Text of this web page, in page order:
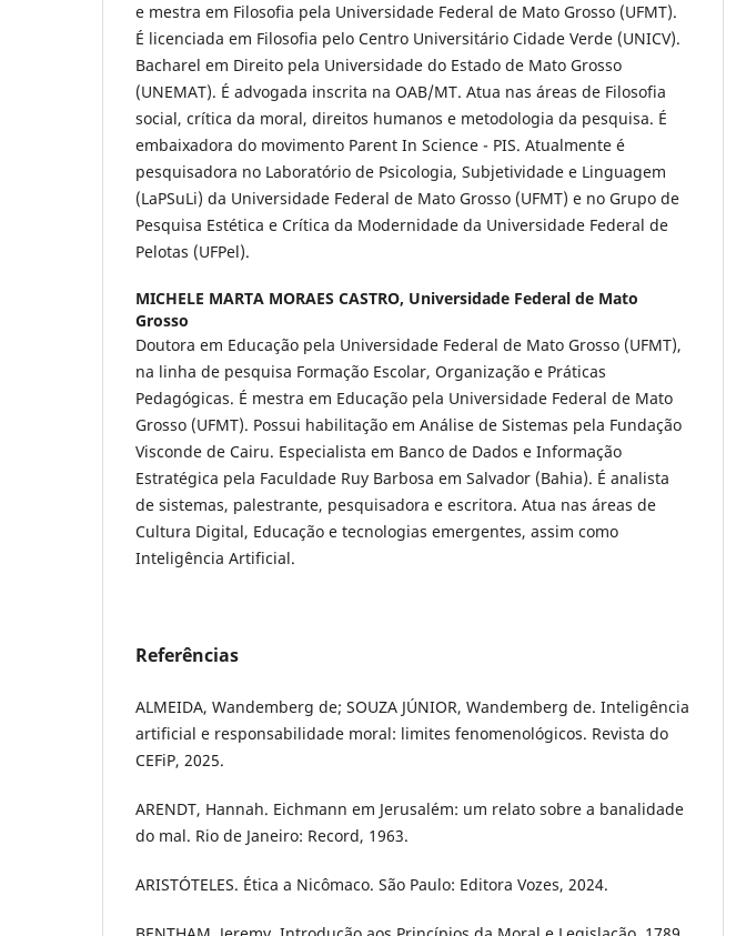
e mestra em Filosofia pela Universidade Federal de Mato Grosso (UFMT).
É licenciada em Filosofia pelo Centro Universitário Cidade Verde (UNICV).
Bacharel em Direito pela Universidade do Estado de Mato Grosso
(UNEMAT). É advogada inscrita na OAB/MT. Atua nas áreas de Filosofia
social, crítica da moral, direitos humanos e metodologia da pesquisa. É
embaixadora do movimento Parent In Science - PIS. Atualmente é
pesquisadora no Laboratório de Psicologia, Subjetividade e Linguagem
(LaPSuLi) da Universidade Federal de Mato Grosso (UFMT) e no Grupo de
Pesquisa Estética e Crítica da Modernidade da Universidade Federal de
Pelotas (UFPel).
MICHELE MARTA MORAES CASTRO, Universidade Federal de Mato
Grosso
Doutora em Educação pela Universidade Federal de Mato Grosso (UFMT),
na linha de pesquisa Formação Escolar, Organização e Práticas
Pedagógicas. É mestra em Educação pela Universidade Federal de Mato
Grosso (UFMT). Possui habilitação em Análise de Sistemas pela Fundação
Visconde de Cairu. Especialista em Banco de Dados e Informação
Estratégica pela Faculdade Ruy Barbosa em Salvador (Bahia). É analista
de sistemas, palestrante, pesquisadora e escritora. Atua nas áreas de
Cultura Digital, Educação e tecnologias emergentes, assim como
Inteligência Artificial.
Referências
ALMEIDA, Wandemberg de; SOUZA JÚNIOR, Wandemberg de. Inteligência
artificial e responsabilidade moral: limites fenomenológicos. Revista do
CEFiP, 2025.
ARENDT, Hannah. Eichmann em Jerusalém: um relato sobre a banalidade
do mal. Rio de Janeiro: Record, 1963.
ARISTÓTELES. Ética a Nicômaco. São Paulo: Editora Vozes, 2024.